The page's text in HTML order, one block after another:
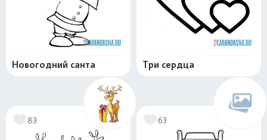
Новогодний санта Три сердца
83 63